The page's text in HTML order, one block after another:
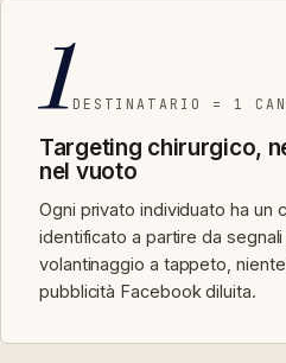
1DESTINATARIO = 1
Targeting chirurgico,
nel vuoto
Ogni privato individuato ha un
identificato a partire da
volantinaggio a tappeto,
pubblicità Facebook diluita.